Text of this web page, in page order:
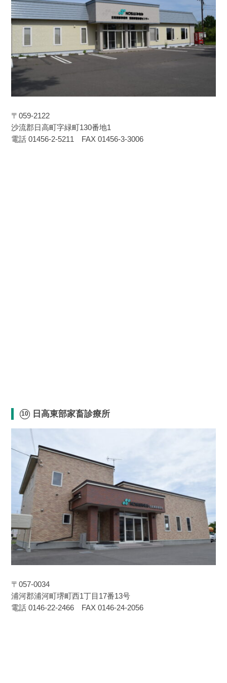
〒059-2122
沙流郡日高町字緑町130番地1
電話 01456-2-5211 FAX 01456-3-3006
日高東部家畜診療所
〒057-0034
浦河郡浦河町堺町西1丁目17番13号
電話 0146-22-2466 FAX 0146-24-2056